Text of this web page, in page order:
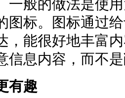
一般的做法是使
图标。图标通过
，能很好地丰富
信息内容，而不
有趣